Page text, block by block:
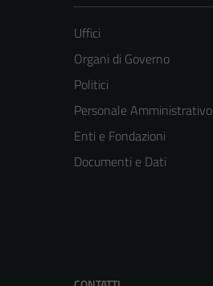
Uffici
Organi di Governo
Politici
Personale Amministrativo
Enti e Fondazioni
Documenti e Dati